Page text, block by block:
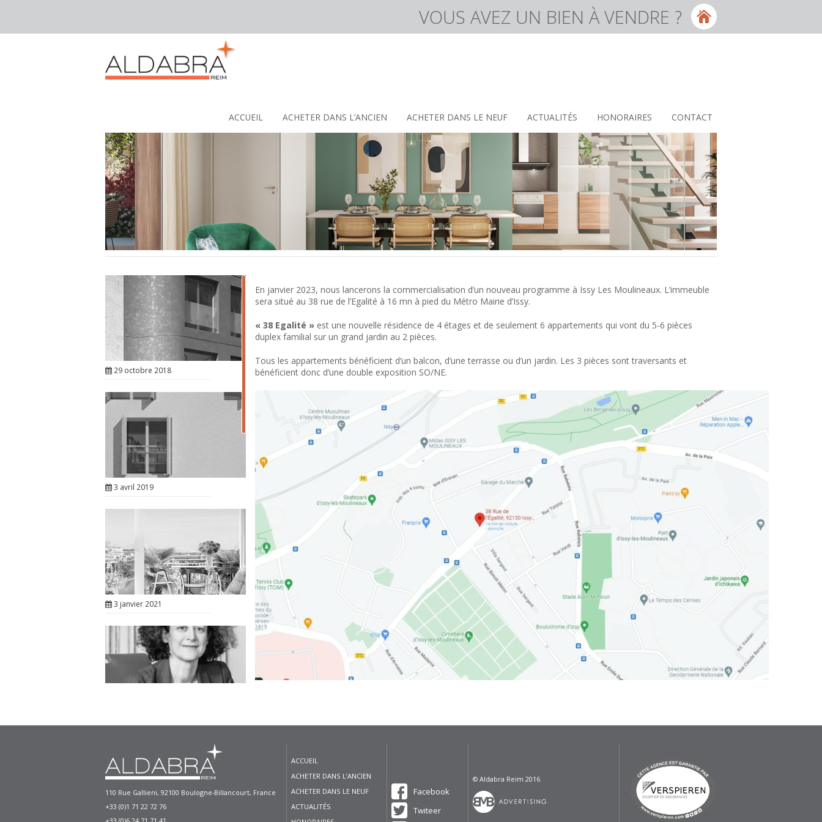
VOUS AVEZ UN BIEN À VENDRE ?
ACCUEIL ACHETER DANS L’ANCIEN ACHETER DANS LE NEUF ACTUALITÉS HONORAIRES CONTACT
Janvier 2023, lancement d’un nouveau programme à Issy les Moulineaux
29 octobre 2018
3 avril 2019
3 janvier 2021
En janvier 2023, nous lancerons la commercialisation d’un nouveau programme à Issy Les Moulineaux. L’immeuble
sera situé au 38 rue de l’Egalité à 16 mn à pied du Métro Mairie d’Issy.
« 38 Egalité » est une nouvelle résidence de 4 étages et de seulement 6 appartements qui vont du 5-6 pièces
duplex familial sur un grand jardin au 2 pièces.
Tous les appartements bénéficient d’un balcon, d’une terrasse ou d’un jardin. Les 3 pièces sont traversants et
bénéficient donc d’une double exposition SO/NE.
110 Rue Gallieni, 92100 Boulogne-Billancourt, France
+33 (0)1 71 22 72 76
ACCUEIL
ACHETER DANS L’ANCIEN
ACHETER DANS LE NEUF
ACTUALITÉS
Facebook
Twiteer
© Aldabra Reim 2016